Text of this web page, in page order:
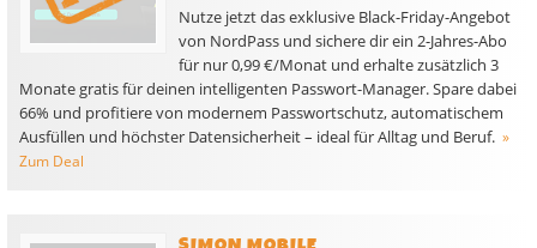
Nutze jetzt das exklusive Black-Friday-Angebot
von NordPass und sichere dir ein 2-Jahres-Abo
für nur 0,99 €/Monat und erhalte zusätzlich 3
Monate gratis für deinen intelligenten Passwort-Manager. Spare dabei
66% und profitiere von modernem Passwortschutz, automatischem
Ausfüllen und höchster Datensicherheit – ideal für Alltag und Beruf. »
Zum Deal